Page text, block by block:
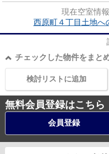
現在空室情
西原町４丁目土地へ
チェックした物件をまと
検討リストに追加
無料会員登録はこちら
会員登録